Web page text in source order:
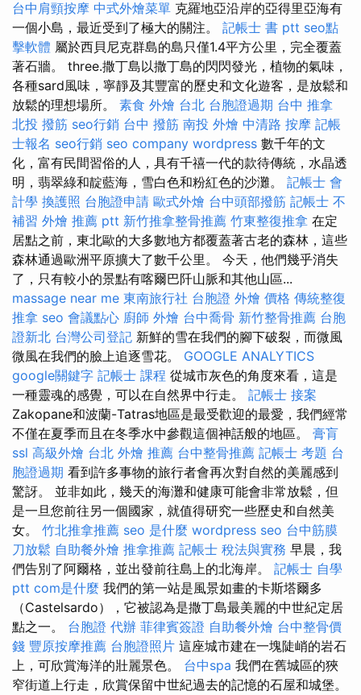
台中肩頸按摩 中式外燴菜單 克羅地亞沿岸的亞得里亞海有
一個小島，最近受到了極大的關注。 記帳士 書 ptt seo點
擊軟體 屬於西貝尼克群島的島只僅1.4平方公里，完全覆蓋
著石牆。 three.撒丁島以撒丁島的閃閃發光，植物的氣味，
各種sard風味，寧靜及其豐富的歷史和文化遊客，是放鬆和
放鬆的理想場所。 素食 外燴 台北 台胞證過期 台中 推拿
北投 撥筋 seo行銷 台中 撥筋 南投 外燴 中清路 按摩 記帳
士報名 seo行銷 seo company wordpress 數千年的文
化，富有民間習俗的人，具有千禧一代的款待傳統，水晶透
明，翡翠綠和靛藍海，雪白色和粉紅色的沙灘。 記帳士 會
計學 換護照 台胞證申請 歐式外燴 台中頭部撥筋 記帳士 不
補習 外燴 推薦 ptt 新竹推拿整骨推薦 竹東整復推拿 在定
居點之前，東北歐的大多數地方都覆蓋著古老的森林，這些
森林通過歐洲平原擴大了數千公里。 今天，他們幾乎消失
了，只有較小的景點有喀爾巴阡山脈和其他山區...
massage near me 東南旅行社 台胞證 外燴 價格 傳統整復
推拿 seo 會議點心 廚師 外燴 台中喬骨 新竹整骨推薦 台胞
證新北 台灣公司登記 新鮮的雪在我們的腳下破裂，而微風
微風在我們的臉上追逐雪花。 GOOGLE ANALYTICS
google關鍵字 記帳士 課程 從城市灰色的角度來看，這是
一種靈魂的感覺，可以在自然界中行走。 記帳士 接案
Zakopane和波蘭-Tatras地區是最受歡迎的最愛，我們經常
不僅在夏季而且在冬季水中參觀這個神話般的地區。 膏肓
ssl 高級外燴 台北 外燴 推薦 台中整骨推薦 記帳士 考題 台
胞證過期 看到許多事物的旅行者會再次對自然的美麗感到
驚訝。 並非如此，幾天的海灘和健康可能會非常放鬆，但
是一旦您前往另一個國家，就值得研究一些歷史和自然美
女。 竹北推拿推薦 seo 是什麼 wordpress seo 台中筋膜
刀放鬆 自助餐外燴 推拿推薦 記帳士 稅法與實務 早晨，我
們告別了阿爾格，並出發前往島上的北海岸。 記帳士 自學
ptt com是什麼 我們的第一站是風景如畫的卡斯塔爾多
（Castelsardo），它被認為是撒丁島最美麗的中世紀定居
點之一。 台胞證 代辦 菲律賓簽證 自助餐外燴 台中整骨價
錢 豐原按摩推薦 台胞證照片 這座城市建在一塊陡峭的岩石
上，可欣賞海洋的壯麗景色。 台中spa 我們在舊城區的狹
窄街道上行走，欣賞保留中世紀過去的記憶的石屋和城堡。